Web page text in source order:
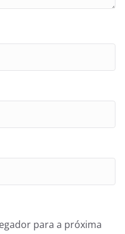
para a próxima